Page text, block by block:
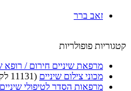
זאב ברר
קטגוריות פופולריות
מרפאת שיניים חירום / רופא
מכוני צילום שיניים (11131 לקוחות)
מרפאות הסדר לטיפולי שיניים